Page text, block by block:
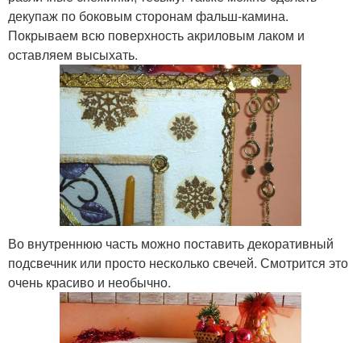
декупаж по боковым сторонам фальш-камина.
Покрываем всю поверхность акриловым лаком и
оставляем высыхать.
Во внутреннюю часть можно поставить декоративный
подсвечник или просто несколько свечей. Смотрится это
очень красиво и необычно.